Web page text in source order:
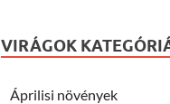
VIRÁGOK
Áprilisi növények